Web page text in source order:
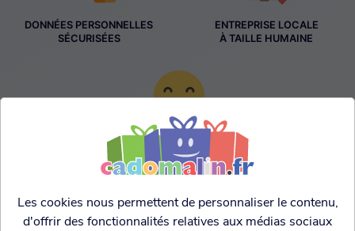
DONNÉES PERSONNELLES
SÉCURISÉES
ENTREPRISE LOCALE
À TAILLE HUMAINE
TARIFS AGRESSIFS &
FRANCO LEGER
Les cookies nous permettent de personnaliser le contenu,
d'offrir des fonctionnalités relatives aux médias sociaux